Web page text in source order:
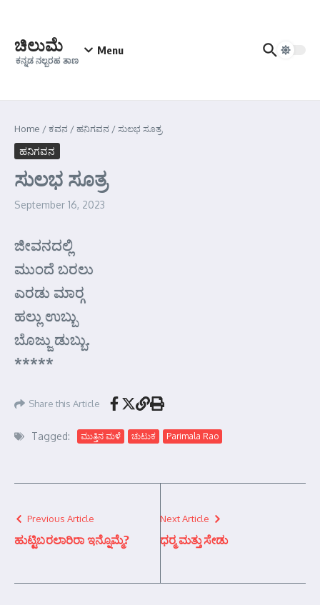
ಚಿಲುಮೆ
ಕನ್ನಡ ನಲ್ಬರಹ ತಾಣ
Menu
Home /ಕವನ /ಹನಿಗವನ /ಸುಲಭ ಸೂತ್ರ
ಹನಿಗವನ
ಸುಲಭ ಸೂತ್ರ
September 16, 2023
ಜೀವನದಲ್ಲಿ
ಮುಂದೆ ಬರಲು
ಎರಡು ಮಾರ್‍ಗ
ಹಲ್ಲು ಉಬ್ಬು
ಬೊಜ್ಜು ಡುಬ್ಬು.
*****
Share this Article
Tagged: ಮುತ್ತಿನ ಮಳೆ ಚುಟುಕ Parimala Rao
Previous Article
ಹುಟ್ಟಿಬರಲಾರಿರಾ ಇನ್ನೊಮ್ಮೆ?
Next Article
ಧರ್‍ಮ ಮತ್ತು ಸೇಡು